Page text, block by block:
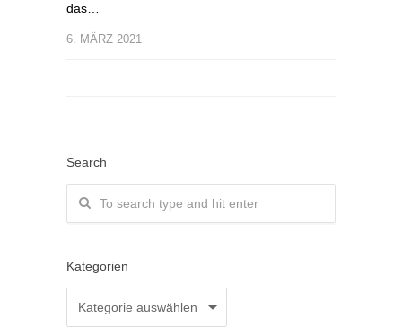
das…
6. MÄRZ 2021
Search
Kategorien